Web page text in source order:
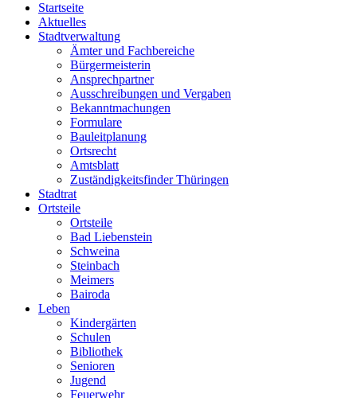
Startseite
Aktuelles
Stadtverwaltung
Ämter und Fachbereiche
Bürgermeisterin
Ansprechpartner
Ausschreibungen und Vergaben
Bekanntmachungen
Formulare
Bauleitplanung
Ortsrecht
Amtsblatt
Zuständigkeitsfinder Thüringen
Stadtrat
Ortsteile
Ortsteile
Bad Liebenstein
Schweina
Steinbach
Meimers
Bairoda
Leben
Kindergärten
Schulen
Bibliothek
Senioren
Jugend
Feuerwehr